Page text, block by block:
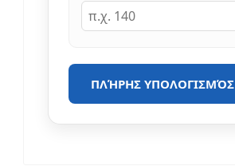
ΠΛΉΡΗΣ ΥΠΟΛΟΓΙΣΜΌΣ